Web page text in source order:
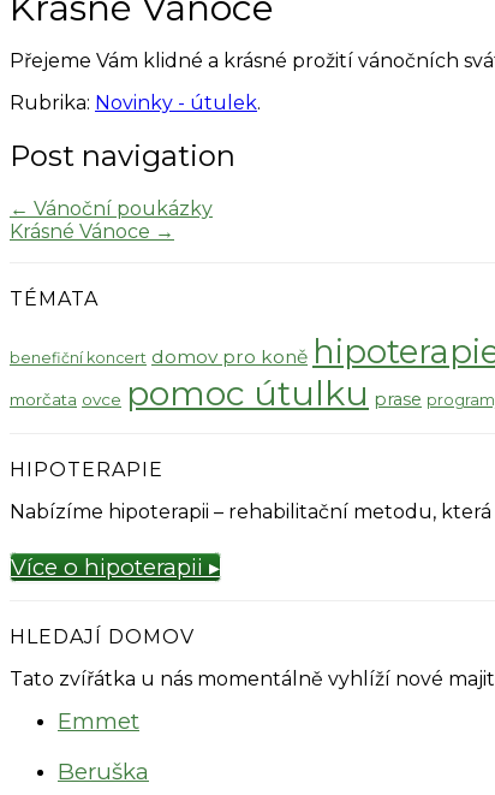
Přejeme Vám klidné a krásné prožití vánočních
Rubrika: Novinky - útulek.
Post navigation
← Vánoční poukázky
Krásné Vánoce →
TÉMATA
benefiční koncert domov pro koně
morčata ovce pomoc útulku prase
HIPOTERAPIE
Nabízíme hipoterapii – rehabilitační metodu,
Více o hipoterapii ▸
HLEDAJÍ DOMOV
Tato zvířátka u nás momentálně vyhlíží nové
Emmet
Beruška